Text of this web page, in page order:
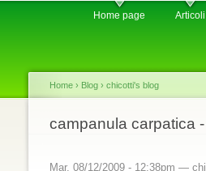
Home page Articoli
You are here
Home › Blog › chicotti's blog
campanula carpatica
Mar, 08/12/2009 - 12:38pm —